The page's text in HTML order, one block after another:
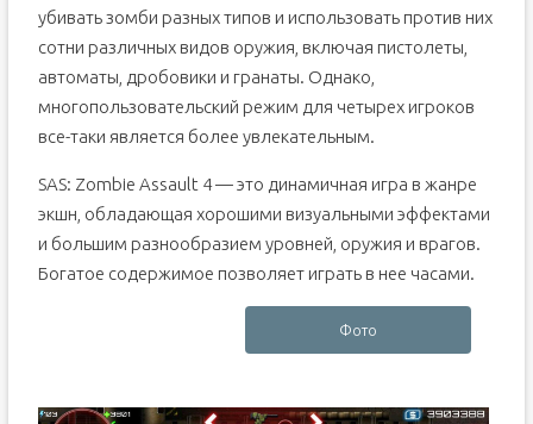
убивать зомби разных типов и использовать против них
сотни различных видов оружия, включая пистолеты,
автоматы, дробовики и гранаты. Однако,
многопользовательский режим для четырех игроков
все-таки является более увлекательным.
SAS: Zombie Assault 4 — это динамичная игра в жанре
экшн, обладающая хорошими визуальными эффектами
и большим разнообразием уровней, оружия и врагов.
Богатое содержимое позволяет играть в нее часами.
Фото